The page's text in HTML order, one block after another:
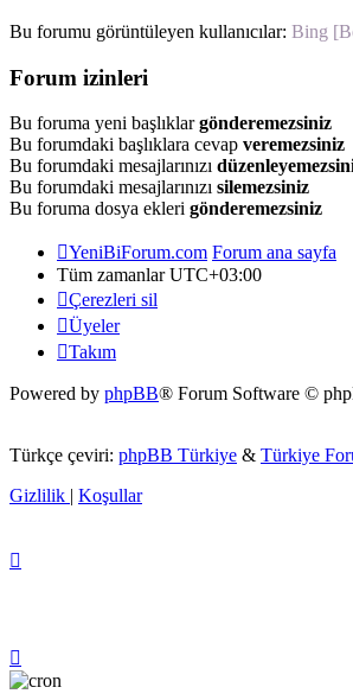
Bu forumu görüntüleyen kullanıcılar: Bing
Forum izinleri
Bu foruma yeni başlıklargönderemezsiniz
Bu forumdaki başlıklara cevap veremezsiniz
Bu forumdaki mesajlarınızı
Bu forumdaki mesajlarınızı silemezsiniz
Bu foruma dosya ekleri gönderemezsiniz
YeniBiForum.com Forum ana sayfa
Tüm zamanlarUTC+03:00
Çerezleri sil
Üyeler
Takım
Powered by phpBB® Forum Software ©
Türkçe çeviri: phpBB Türkiye & Türkiye
Gizlilik | Koşullar